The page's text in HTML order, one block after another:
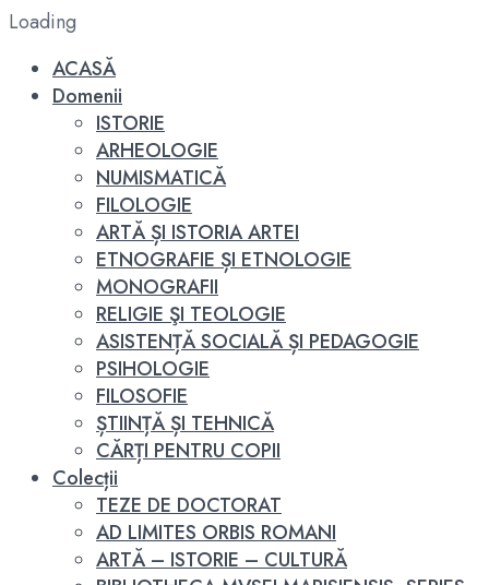
Loading
ACASĂ
Domenii
ISTORIE
ARHEOLOGIE
NUMISMATICĂ
FILOLOGIE
ARTĂ ȘI ISTORIA ARTEI
ETNOGRAFIE ȘI ETNOLOGIE
MONOGRAFII
RELIGIE ŞI TEOLOGIE
ASISTENȚĂ SOCIALĂ ȘI PEDAGOGIE
PSIHOLOGIE
FILOSOFIE
ȘTIINȚĂ ȘI TEHNICĂ
CĂRȚI PENTRU COPII
Colecții
TEZE DE DOCTORAT
AD LIMITES ORBIS ROMANI
ARTĂ – ISTORIE – CULTURĂ